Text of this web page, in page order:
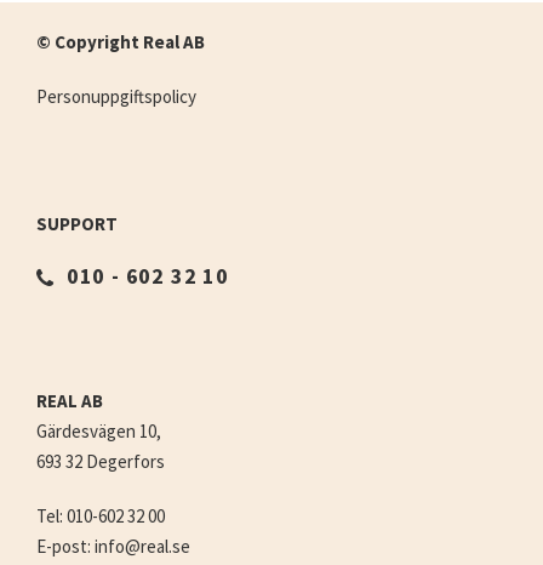
© Copyright Real AB
Personuppgiftspolicy
SUPPORT
010 - 602 32 10
REAL AB
Gärdesvägen 10,
693 32 Degerfors
Tel: 010-602 32 00
E-post: info@real.se